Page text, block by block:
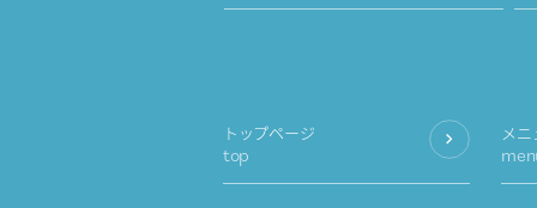
トップページ
top
メ